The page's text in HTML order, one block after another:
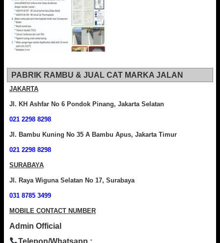
PABRIK RAMBU & JUAL CAT MARKA JALAN
JAKARTA
Jl. KH Ashfar No 6 Pondok Pinang, Jakarta Selatan
021 2298 8298
Jl. Bambu Kuning No 35 A Bambu Apus, Jakarta Timur
021 2298 8298
SURABAYA
Jl. Raya Wiguna Selatan No 17, Surabaya
031 8785 3499
MOBILE CONTACT NUMBER
Admin Official